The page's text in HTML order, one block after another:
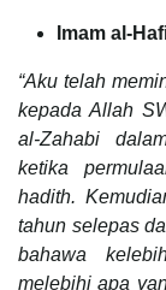
Imam al-
“Aku telah
kepada Allah
al-Zahabi
ketika
hadith.
tahun selepas
bahawa
melebihi apa